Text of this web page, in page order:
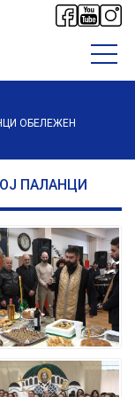
ОБЕЛЕЖЕН
ПАЛАНЦИ